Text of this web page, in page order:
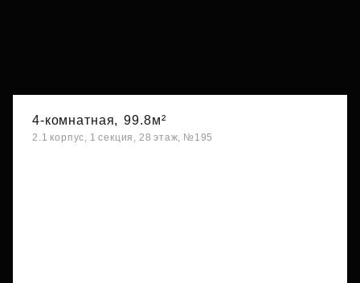
4-комнатная, 99.8м²
2.1 корпус, 1 секция, 28 этаж, №195